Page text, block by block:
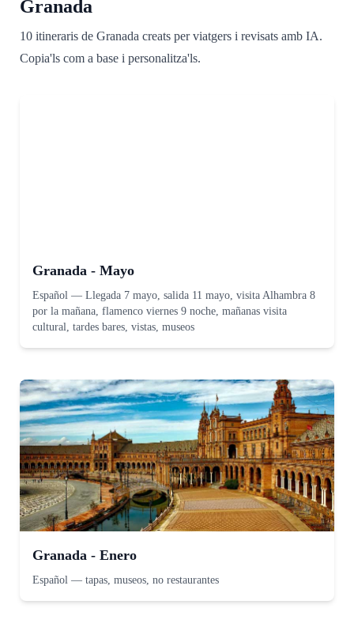
Granada
10 itineraris de Granada creats per viatgers i revisats amb IA.
Copia'ls com a base i personalitza'ls.
Granada - Mayo
Español — Llegada 7 mayo, salida 11 mayo, visita Alhambra 8
por la mañana, flamenco viernes 9 noche, mañanas visita
cultural, tardes bares, vistas, museos
Granada - Enero
Español — tapas, museos, no restaurantes